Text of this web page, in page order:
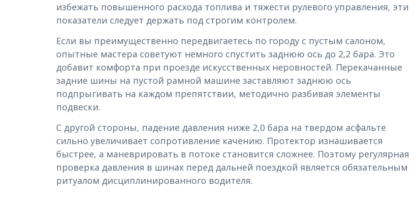
избежать повышенного расхода топлива и тяжести рулевого управления, эти
показатели следует держать под строгим контролем.
Если вы преимущественно передвигаетесь по городу с пустым салоном,
опытные мастера советуют немного спустить заднюю ось до 2,2 бара. Это
добавит комфорта при проезде искусственных неровностей. Перекачанные
задние шины на пустой рамной машине заставляют заднюю ось
подпрыгивать на каждом препятствии, методично разбивая элементы
подвески.
С другой стороны, падение давления ниже 2,0 бара на твердом асфальте
сильно увеличивает сопротивление качению. Протектор изнашивается
быстрее, а маневрировать в потоке становится сложнее. Поэтому регулярная
проверка давления в шинах перед дальней поездкой является обязательным
ритуалом дисциплинированного водителя.